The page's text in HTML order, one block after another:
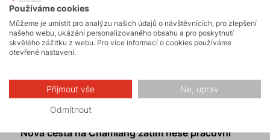
Nová cesta na Chamlang zatím nese pracovní
Používáme cookies
Můžeme je umístit pro analýzu našich údajů o návštěvnících, pro zlepšení
našeho webu, ukázání personalizovaného obsahu a pro poskytnutí
skvělého zážitku z webu. Pro více informací o cookies používáme
otevřené nastavení.
Přijmout vše Ne, uprav
Odmítnout